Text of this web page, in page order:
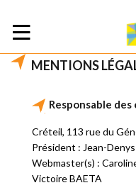
MENTIONS
Responsable
Créteil, 113 rue du
Président : Jean-
Webmaster(s) :
Victoire BAETA